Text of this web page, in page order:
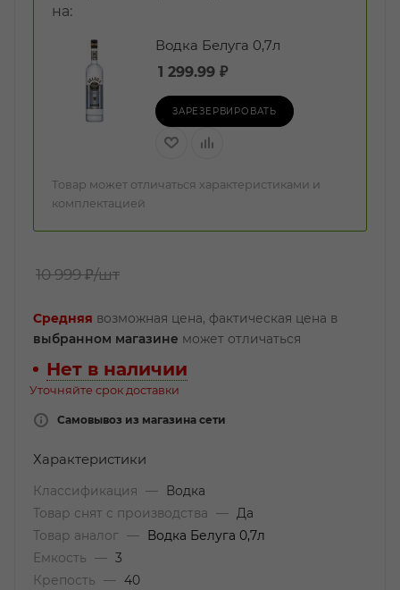
на:
Водка Белуга 0,7л
1 299.99 ₽
ЗАРЕЗЕРВИРОВАТЬ
Товар может отличаться характеристиками и
комплектацией
10 999 ₽/шт
Средняя возможная цена, фактическая цена в
выбранном магазине может отличаться
Нет в наличии
Уточняйте срок доставки
Самовывоз из магазина сети
Характеристики
Классификация —
Водка
Товар снят с производства
—
Да
Товар аналог
—
Водка Белуга 0,7л
Емкость
— 3
Крепость
— 40